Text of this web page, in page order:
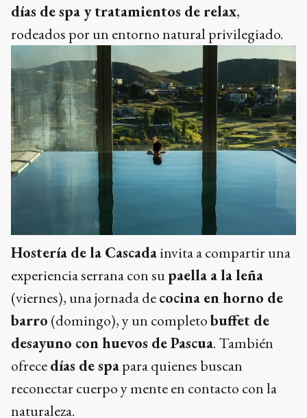
días de spa y tratamientos de relax,
rodeados por un entorno natural privilegiado.
Hostería de la Cascadainvita a compartir una
experiencia serrana con supaella a la leña
(viernes), una jornada decocina en horno de
barro (domingo), y un completobuffet de
desayuno con huevos de Pascua. También
ofrecedías de spapara quienes buscan
reconectar cuerpo y mente en contacto con la
naturaleza.